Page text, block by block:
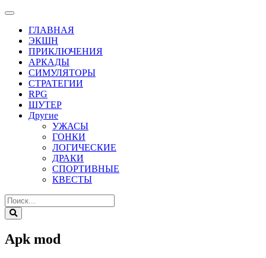
ГЛАВНАЯ
ЭКШН
ПРИКЛЮЧЕНИЯ
АРКАДЫ
СИМУЛЯТОРЫ
СТРАТЕГИИ
RPG
ШУТЕР
Другие
УЖАСЫ
ГОНКИ
ЛОГИЧЕСКИЕ
ДРАКИ
СПОРТИВНЫЕ
КВЕСТЫ
Apk mod